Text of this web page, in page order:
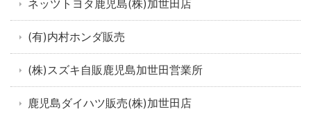
ネッツトヨタ鹿児島(株)加世田店
(有)内村ホンダ販売
(株)スズキ自販鹿児島加世田営業所
鹿児島ダイハツ販売(株)加世田店